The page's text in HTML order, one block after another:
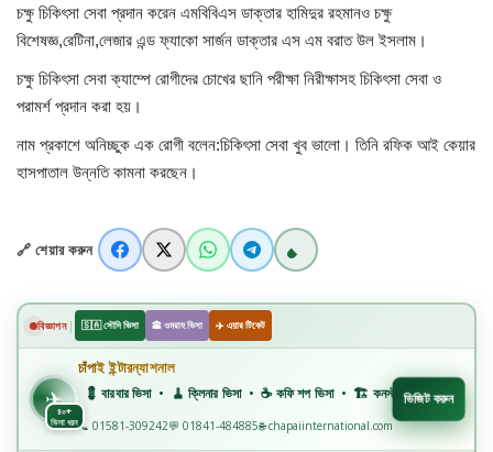
চট্টগ্রাম
খাগড়াছড়ি
ব্রাহ্মণবাড়িয়া
আন্তর্জাতিক
সারাদেশ
স্বাস্থ্য
চক্ষু চিকিৎসা সেবা প্রদান করেন এমবিবিএস ডাক্তার হামিদুর রহমানও চক্ষু
বিশেষজ্ঞ,রেটিনা,লেজার এন্ড ফ্যাকো সার্জন ডাক্তার এস এম বরাত উল ইসলাম।
চক্ষু চিকিৎসা সেবা ক্যাম্পে রোগীদের চোখের ছানি পরীক্ষা নিরীক্ষাসহ চিকিৎসা সেবা ও
পরামর্শ প্রদান করা হয়।
নাম প্রকাশে অনিচ্ছুক এক রোগী বলেন:চিকিৎসা সেবা খুব ভালো। তিনি রফিক আই কেয়ার
হাসপাতাল উন্নতি কামনা করছেন।
🔗 শেয়ার করুন
বিজ্ঞাপন | 🇸🇦 সৌদি ভিসা 🕋 ওমরাহ ভিসা ✈️ এয়ার টিকেট
✈৪০+
ভিসা ধরন
চাঁপাই ইন্টারন্যাশনাল
💈 বারবার ভিসা • 🧹 ক্লিনার ভিসা • ☕ কফি শপ ভিসা • 🏗️ কনস্ট্রাকশন ভিসা • 🏭 ফ্যাক্টরি
📞 01581-309242💬 01841-484885🌐 chapaiinternational.com
ভিজিট করুন
✈️